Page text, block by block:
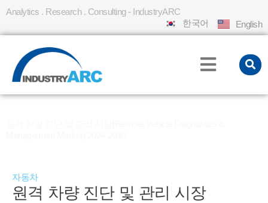
Analytics . Research . Consulting - IndustryARC
한국어
English
자동차
원격 차량 진단 및 관리 시장